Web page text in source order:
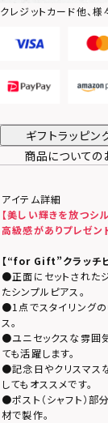
クレジットカード他、
ギフトラッピン
商品についての
アイテム詳細
【美しい輝きを放つシ
高級感がありプレゼ
【“for Gift”クラッチピ
●正面にセットされた
たシンプルピアス。
●1点でスタイリングの
ス。
●ユニセックスな雰囲
ても活躍します。
●記念日やクリスマス
してもオススメです。
●ポスト（シャフト）
材で製作。